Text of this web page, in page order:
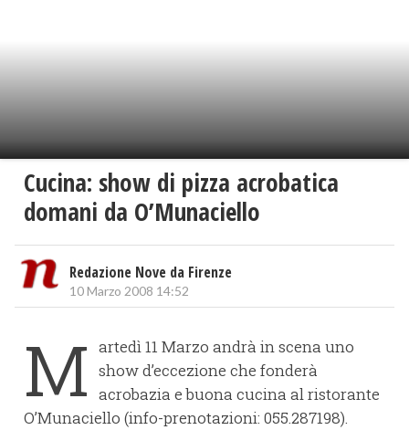
Cucina: show di pizza acrobatica
domani da O’Munaciello
Redazione Nove da Firenze
10 Marzo 2008 14:52
M artedì 11 Marzo andrà in scena uno
show d’eccezione che fonderà
acrobazia e buona cucina al ristorante
O’Munaciello (info-prenotazioni: 055.287198).